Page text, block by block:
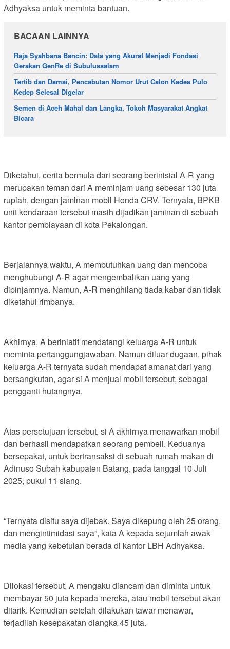
Adhyaksa untuk meminta bantuan.
BACAAN LAINNYA
Raja Syahbana Bancin: Data yang Akurat Menjadi Fondasi
Gerakan GenRe di Subulussalam
Tertib dan Damai, Pencabutan Nomor Urut Calon Kades Pulo
Kedep Selesai Digelar
Semen di Aceh Mahal dan Langka, Tokoh Masyarakat Angkat
Bicara
Diketahui, cerita bermula dari seorang berinisial A-R yang
merupakan teman dari A meminjam uang sebesar 130 juta
rupiah, dengan jaminan mobil Honda CRV. Ternyata, BPKB
unit kendaraan tersebut masih dijadikan jaminan di sebuah
kantor pembiayaan di kota Pekalongan.
Berjalannya waktu, A membutuhkan uang dan mencoba
menghubungi A-R agar mengembalikan uang yang
dipinjamnya. Namun, A-R menghilang tiada kabar dan tidak
diketahui rimbanya.
Akhirnya, A beriniatif mendatangi keluarga A-R untuk
meminta pertanggungjawaban. Namun diluar dugaan, pihak
keluarga A-R ternyata sudah mendapat amanat dari yang
bersangkutan, agar si A menjual mobil tersebut, sebagai
pengganti hutangnya.
Atas persetujuan tersebut, si A akhirnya menawarkan mobil
dan berhasil mendapatkan seorang pembeli. Keduanya
bersepakat, untuk bertransaksi di sebuah rumah makan di
Adinuso Subah kabupaten Batang, pada tanggal 10 Juli
2025, pukul 11 siang.
“Ternyata disitu saya dijebak. Saya dikepung oleh 25 orang,
dan mengintimidasi saya”, kata A kepada sejumlah awak
media yang kebetulan berada di kantor LBH Adhyaksa.
Dilokasi tersebut, A mengaku diancam dan diminta untuk
membayar 50 juta kepada mereka, atau mobil tersebut akan
ditarik. Kemudian setelah dilakukan tawar menawar,
terjadilah kesepakatan diangka 45 juta.